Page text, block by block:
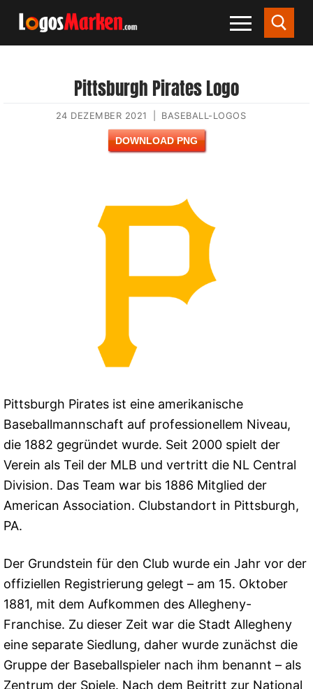
Pittsburgh Pirates Logo
24 DEZEMBER 2021 BASEBALL-LOGOS
DOWNLOAD PNG
Pittsburgh Pirates ist eine amerikanische
Baseballmannschaft auf professionellem Niveau,
die 1882 gegründet wurde. Seit 2000 spielt der
Verein als Teil der MLB und vertritt die NL Central
Division. Das Team war bis 1886 Mitglied der
American Association. Clubstandort in Pittsburgh,
PA.
Der Grundstein für den Club wurde ein Jahr vor der
offiziellen Registrierung gelegt – am 15. Oktober
1881, mit dem Aufkommen des Allegheny-
Franchise. Zu dieser Zeit war die Stadt Allegheny
eine separate Siedlung, daher wurde zunächst die
Gruppe der Baseballspieler nach ihm benannt – als
Zentrum der Spiele. Nach dem Beitritt zur National